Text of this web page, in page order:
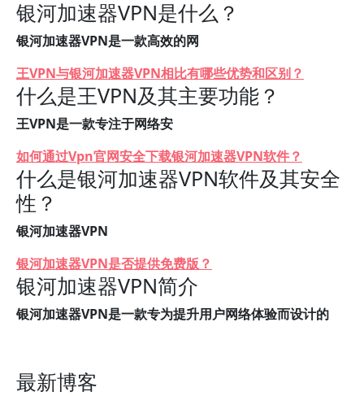
银河加速器VPN是什么？
银河加速器VPN是一款高效的网
王VPN与银河加速器VPN相比有哪些优势和区别？
什么是王VPN及其主要功能？
王VPN是一款专注于网络安
如何通过Vpn官网安全下载银河加速器VPN软件？
什么是银河加速器VPN软件及其安全
性？
银河加速器VPN
银河加速器VPN是否提供免费版？
银河加速器VPN简介
银河加速器VPN是一款专为提升用户网络体验而设计的
最新博客